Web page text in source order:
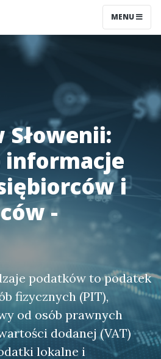
MENU
Słowenii:
informacje
i
-
podatków to podatek
fizycznych (PIT),
od osób prawnych
dodanej (VAT)
lokalne i